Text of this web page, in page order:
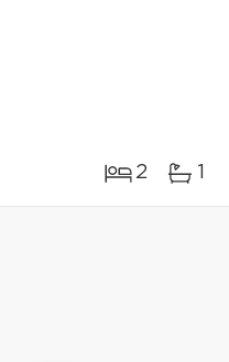
2 1